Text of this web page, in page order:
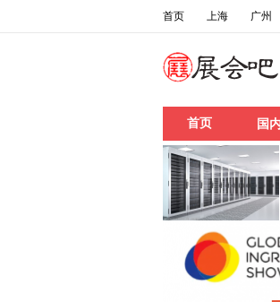
首页 上海 广州
首页 国